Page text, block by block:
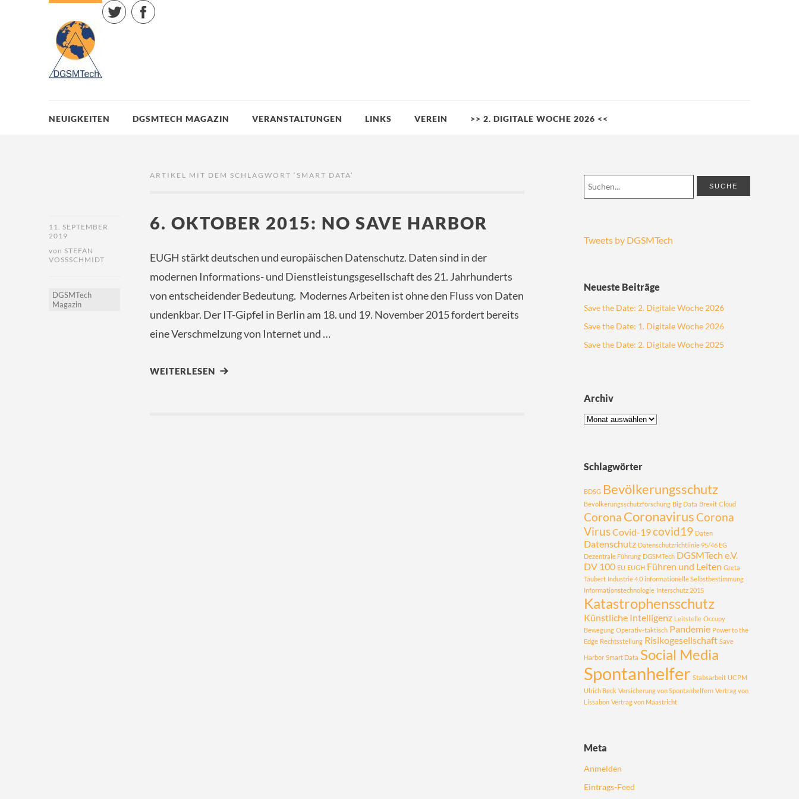
TwitterFacebook
NEUIGKEITEN DGSMTECH MAGAZIN VERANSTALTUNGEN LINKS VEREIN >> 2. DIGITALE WOCHE 2026 <<
ARTIKEL MIT DEM SCHLAGWORT ‘ SMART DATA’
11. SEPTEMBER
2019
von STEFAN
VOSSSCHMIDT
DGSMTech
Magazin
6. OKTOBER 2015: NO SAVE HARBOR
EUGH stärkt deutschen und europäischen Datenschutz. Daten sind in der
modernen Informations- und Dienstleistungsgesellschaft des 21. Jahrhunderts
von entscheidender Bedeutung. Modernes Arbeiten ist ohne den Fluss von Daten
undenkbar. Der IT-Gipfel in Berlin am 18. und 19. November 2015 fordert bereits
eine Verschmelzung von Internet und …
WEITERLESEN
Tweets by DGSMTech
Neueste Beiträge
Save the Date: 2. Digitale Woche 2026
Save the Date: 1. Digitale Woche 2026
Save the Date: 2. Digitale Woche 2025
Archiv
Schlagwörter
BDSG Bevölkerungsschutz
Bevölkerungsschutzforschung Big Data Brexit Cloud
Corona Coronavirus Corona
VirusCovid-19covid19 Daten
Datenschutz Datenschutzrichtlinie 95/46 EG
Dezentrale Führung DGSMTech DGSMTech e.V.
DV 100 EU EUGH Führen und Leiten Greta
Taubert Industrie 4.0 informationelle Selbstbestimmung
Informationstechnologie Interschutz 2015
Katastrophensschutz
Künstliche Intelligenz Leitstelle Occupy
Bewegung Operativ-taktisch Pandemie Power to the
Edge Rechtsstellung Risikogesellschaft Save
Harbor Smart Data Social Media
Spontanhelfer Stabsarbeit UCPM
Ulrich Beck Versicherung von Spontanhelfern Vertrag von
Lissabon Vertrag von Maastricht
Meta
Anmelden
Eintrags-Feed